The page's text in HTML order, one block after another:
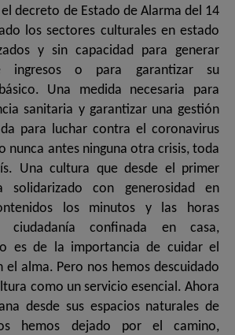
decreto de Estado de Alarma del 14
los sectores culturales en estado
y sin capacidad para generar
ingresos o para garantizar su
Una medida necesaria para
sanitaria y garantizar una gestión
para luchar contra el coronavirus
nunca antes ninguna otra crisis, toda
Una cultura que desde el primer
solidarizado con generosidad en
los minutos y las horas
confinada en casa,
es de la importancia de cuidar el
el alma. Pero nos hemos descuidado
como un servicio esencial. Ahora
desde sus espacios naturales de
hemos dejado por el camino,